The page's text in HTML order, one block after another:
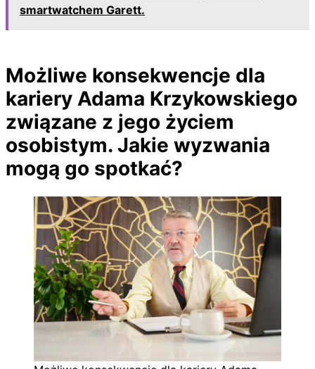
smartwatchem Garett.
Możliwe konsekwencje dla
kariery Adama Krzykowskiego
związane z jego życiem
osobistym. Jakie wyzwania
mogą go spotkać?